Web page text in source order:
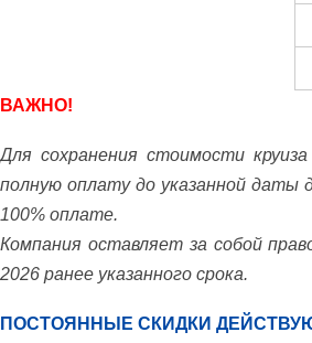
ВАЖНО!
Для сохранения стоимости
полную оплату до указанной даты
100% оплате.
Компания оставляет за собой
2026 ранее указанного срока.
ПОСТОЯННЫЕ СКИДКИ